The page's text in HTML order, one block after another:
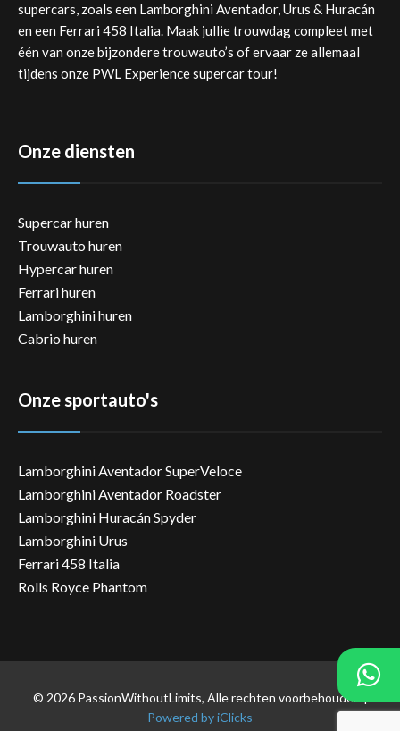
supercars, zoals een Lamborghini Aventador, Urus & Huracán
en een Ferrari 458 Italia. Maak jullie trouwdag compleet met
één van onze bijzondere trouwauto’s of ervaar ze allemaal
tijdens onze PWL Experience supercar tour!
Onze diensten
Supercar huren
Trouwauto huren
Hypercar huren
Ferrari huren
Lamborghini huren
Cabrio huren
Onze sportauto's
Lamborghini Aventador SuperVeloce
Lamborghini Aventador Roadster
Lamborghini Huracán Spyder
Lamborghini Urus
Ferrari 458 Italia
Rolls Royce Phantom
© 2026 PassionWithoutLimits, Alle rechten voorbehouden |
Powered by iClicks